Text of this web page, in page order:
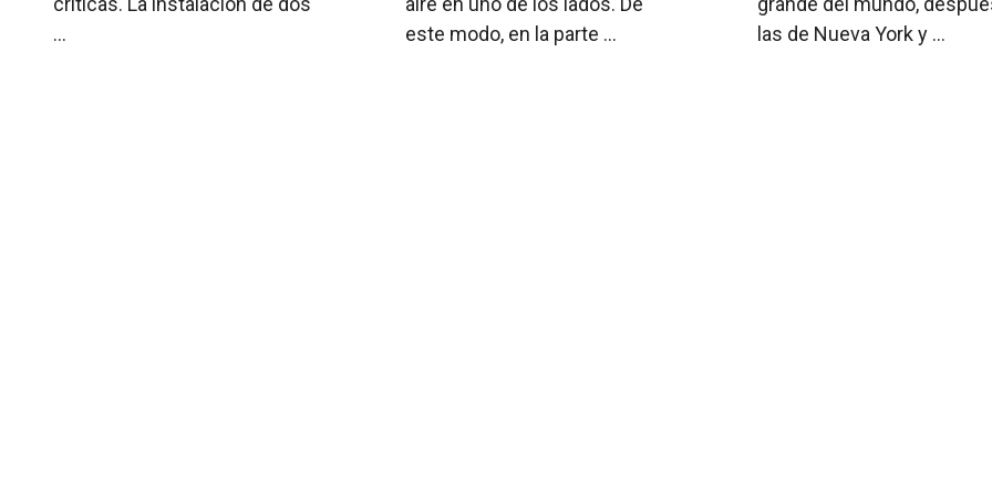
...
este modo, en la parte ...
las de Nueva York y ...